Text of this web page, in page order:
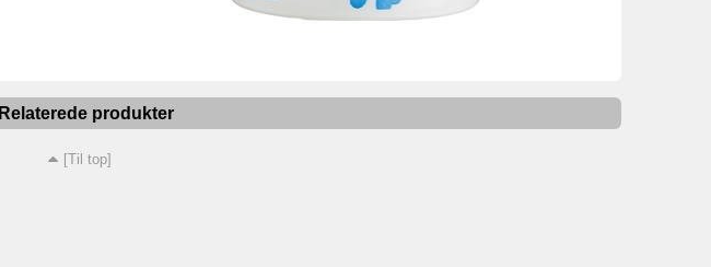
Relaterede produkter
[Til top]